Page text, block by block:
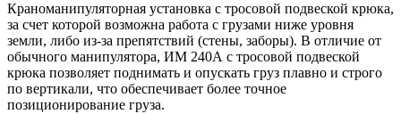
Краноманипуляторная установка с тросовой подвеской крюка,
за счет которой возможна работа с грузами ниже уровня
земли, либо из-за препятствий (стены, заборы). В отличие от
обычного манипулятора, ИМ 240А с тросовой подвеской
крюка позволяет поднимать и опускать груз плавно и строго
по вертикали, что обеспечивает более точное
позиционирование груза.